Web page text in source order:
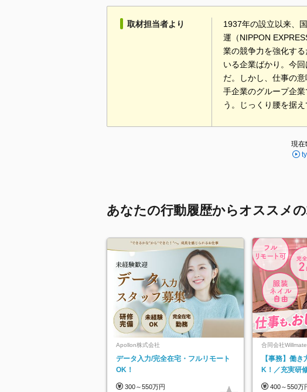
取材担当者より
1937年の設立以来、
運（NIPPON
業の競争力を強化す
いる企業ばかり。今
だ。しかし、仕事の
手企業のグループ企
う。じっくり腰を据
現在
あなたの行動履歴からオススメ
Apollon株式会社
データ入力/完全在宅・フルリモート
OK！
300～550万円
合同会社Willmate
【事務】働
K！／充実研
400～550万